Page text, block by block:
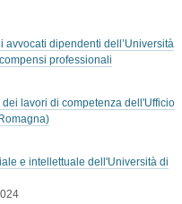
avvocati dipendenti dell’Università
professionali
lavori di competenza dell'Ufficio
e intellettuale dell'Università di